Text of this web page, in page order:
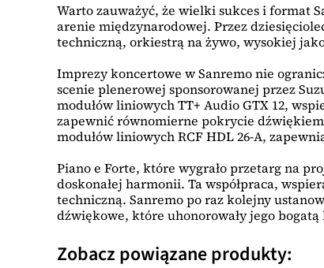
Warto zauważyć, że wielki sukces i format
arenie międzynarodowej. Przez
techniczną, orkiestrą na żywo, wysokiej
Imprezy koncertowe w Sanremo nie
scenie plenerowej sponsorowanej przez
modułów liniowych TT+ Audio GTX 12,
zapewnić równomierne pokrycie dźwiękiem
modułów liniowych RCF HDL 26-A,
Piano e Forte, które wygrało przetarg na
doskonałej harmonii. Ta współpraca,
techniczną. Sanremo po raz kolejny
dźwiękowe, które uhonorowały jego
Zobacz powiązane produkty: